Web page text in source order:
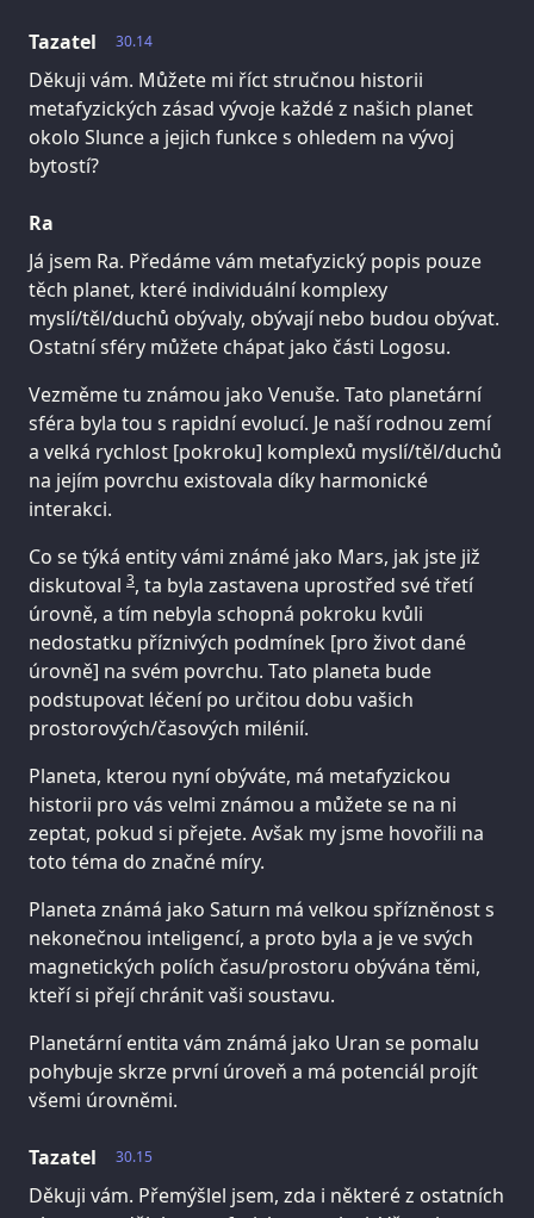
30.14
Tazatel
Děkuji vám. Můžete mi říct stručnou historii
metafyzických zásad vývoje každé z našich planet
okolo Slunce a jejich funkce s ohledem na vývoj
bytostí?
Ra
Já jsem Ra. Předáme vám metafyzický popis pouze
těch planet, které individuální komplexy
myslí/těl/duchů obývaly, obývají nebo budou obývat.
Ostatní sféry můžete chápat jako části Logosu.
Vezměme tu známou jako Venuše. Tato planetární
sféra byla tou s rapidní evolucí. Je naší rodnou zemí
a velká rychlost [pokroku] komplexů myslí/těl/duchů
na jejím povrchu existovala díky harmonické
interakci.
Co se týká entity vámi známé jako Mars, jak jste již
diskutoval 3, ta byla zastavena uprostřed své třetí
úrovně, a tím nebyla schopná pokroku kvůli
nedostatku příznivých podmínek [pro život dané
úrovně] na svém povrchu. Tato planeta bude
podstupovat léčení po určitou dobu vašich
prostorových/časových milénií.
Planeta, kterou nyní obýváte, má metafyzickou
historii pro vás velmi známou a můžete se na ni
zeptat, pokud si přejete. Avšak my jsme hovořili na
toto téma do značné míry.
Planeta známá jako Saturn má velkou spřízněnost s
nekonečnou inteligencí, a proto byla a je ve svých
magnetických polích času/prostoru obývána těmi,
kteří si přejí chránit vaši soustavu.
Planetární entita vám známá jako Uran se pomalu
pohybuje skrze první úroveň a má potenciál projít
všemi úrovněmi.
30.15
Tazatel
Děkuji vám. Přemýšlel jsem, zda i některé z ostatních